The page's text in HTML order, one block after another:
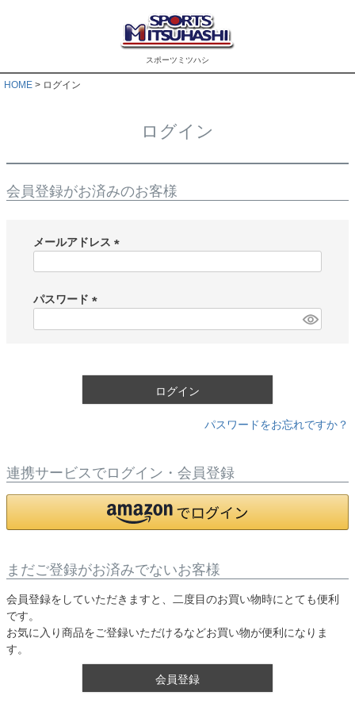
スポーツミツハシ
HOME ログイン
ログイン
会員登録がお済みのお客様
メールアドレス
)
パスワード
ログイン
パスワードをお忘れですか？
連携サービスでログイン・会員登録
まだご登録がお済みでないお客様
会員登録をしていただきますと、二度目のお買い物時にとても便利
です。
お気に入り商品をご登録いただけるなどお買い物が便利になりま
す。
会員登録